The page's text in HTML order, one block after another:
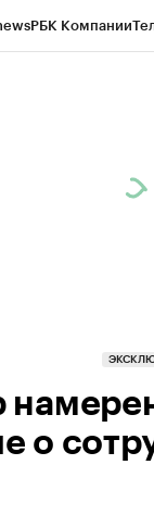
РБК Компании
о